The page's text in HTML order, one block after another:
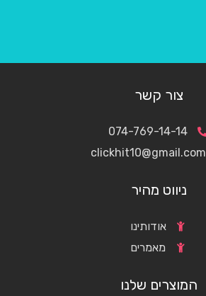
צור קשר
074-769-14-14
clickhit10@gmail.com
ניווט מהיר
אודותינו
מאמרים
המוצרים שלנו